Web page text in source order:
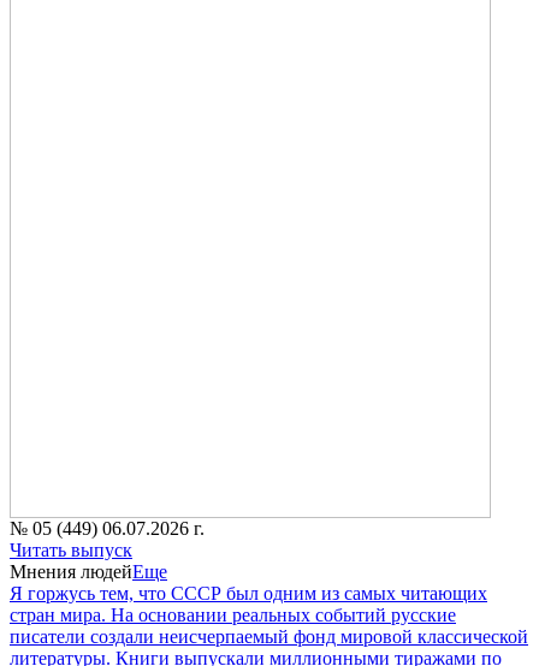
№ 05 (449) 06.07.2026 г.
Читать выпуск
Мнения людейЕще
Я горжусь тем, что СССР был одним из самых читающих
стран мира. На основании реальных событий русские
писатели создали неисчерпаемый фонд мировой классической
литературы. Книги выпускали миллионными тиражами по